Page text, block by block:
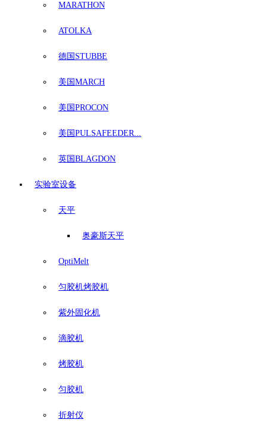
MARATHON
ATOLKA
德国STUBBE
美国MARCH
美国PROCON
美国PULSAFEEDER...
英国BLAGDON
实验室设备
天平
奥豪斯天平
OptiMelt
匀胶机烤胶机
紫外固化机
滴胶机
烤胶机
匀胶机
折射仪